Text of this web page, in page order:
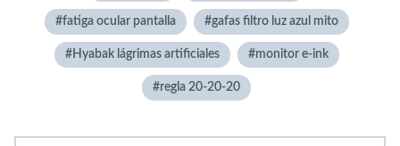
fatiga ocular pantalla gafas filtro luz azul mito
Hyabak lágrimas artificiales monitor e-ink
regla 20-20-20